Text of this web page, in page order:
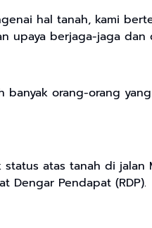
hal tanah, kami
upaya berjaga-jaga dan
banyak orang-orang
status atas tanah di
Dengar Pendapat (RDP).